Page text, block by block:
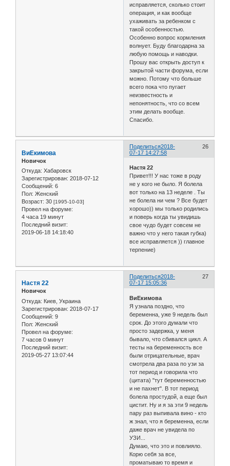
исправляется, сколько стоит
операция, и как вообще
ухаживать за ребенком с
такой особенностью.
Особенно вопрос кормления
волнует. Буду благодарна за
любую помощь и наводки.
Прошу вас открыть доступ к
закрытой части форума, если
можно. Потому что больше
всего пока что пугает
неизвестность и
непонятность, что со всем
этим делать вообще.
Спасибо.
Поделиться 26
2018-
07-17 14:27:58
ВиЕкимова
Новичок
Откуда: Хабаровск
Зарегистрирован: 2018-07-12
Сообщений: 6
Пол: Женский
Возраст: 30 [1995-10-03]
Провел на форуме:
4 часа 19 минут
Последний визит:
2019-06-18 14:18:40
Настя 22
Привет!!! У нас тоже в роду
не у кого не было. Я болела
вот только на 13 неделе . Ты
не болела ни чем ? Все будет
хорошо)) мы только родились
и поверь когда ты увидишь
свое чудо будет совсем не
важно что у него такая губка)
все исправляется )) главное
терпение)
Поделиться 27
2018-
07-17 15:05:36
Настя 22
Новичок
Откуда: Киев, Украина
Зарегистрирован: 2018-07-17
Сообщений: 9
Пол: Женский
Провел на форуме:
7 часов 0 минут
Последний визит:
2019-05-27 13:07:44
ВиЕкимова
Я узнала поздно, что
беременна, уже 9 недель был
срок. До этого думали что
просто задержка, у меня
бывало, что сбивался цикл. А
тесты на беременность все
были отрицательные, врач
смотрела два раза по узи за
тот период и говорила что
(цитата) "тут беременностью
и не пахнет". В тот период
болела простудой, а еще был
цистит. Ну и я за эти 9 недель
пару раз выпивала вино - кто
ж знал, что я беременна, если
даже врач не увидела по
УЗИ...
Думаю, что это и повлияло.
Корю себя за все,
проматываю то время и